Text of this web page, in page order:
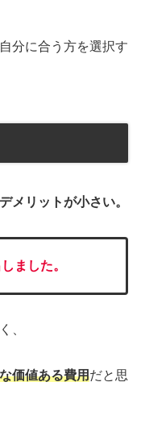
分に合う方を選択す
メリットが小さい。
ました。
、
価値ある費用だと思